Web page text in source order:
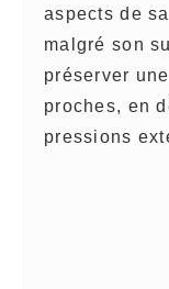
aspects de
malgré son
préserver
proches, en
pressions